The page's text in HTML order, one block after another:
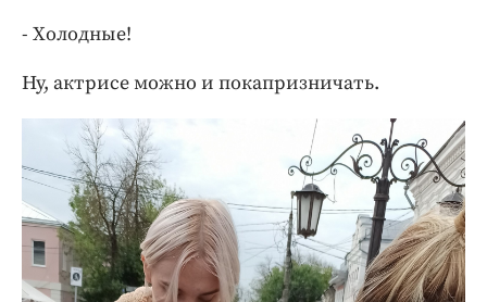
- Холодные!
Ну, актрисе можно и покапризничать.